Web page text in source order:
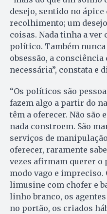
desejo, sentido no ápice
recolhimento; um
coisas. Nada tinha a ver
político. Também
obsessão, a consciência
necessária”, constata e
“Os políticos são
fazem algo a partir do
têm a oferecer. Não são
nada constroem. São
serviços de
oferecer, raramente
vezes afirmam querer o
modo vago e impreciso.
limusine com chofer e
linho branco, os
no portão, os criados